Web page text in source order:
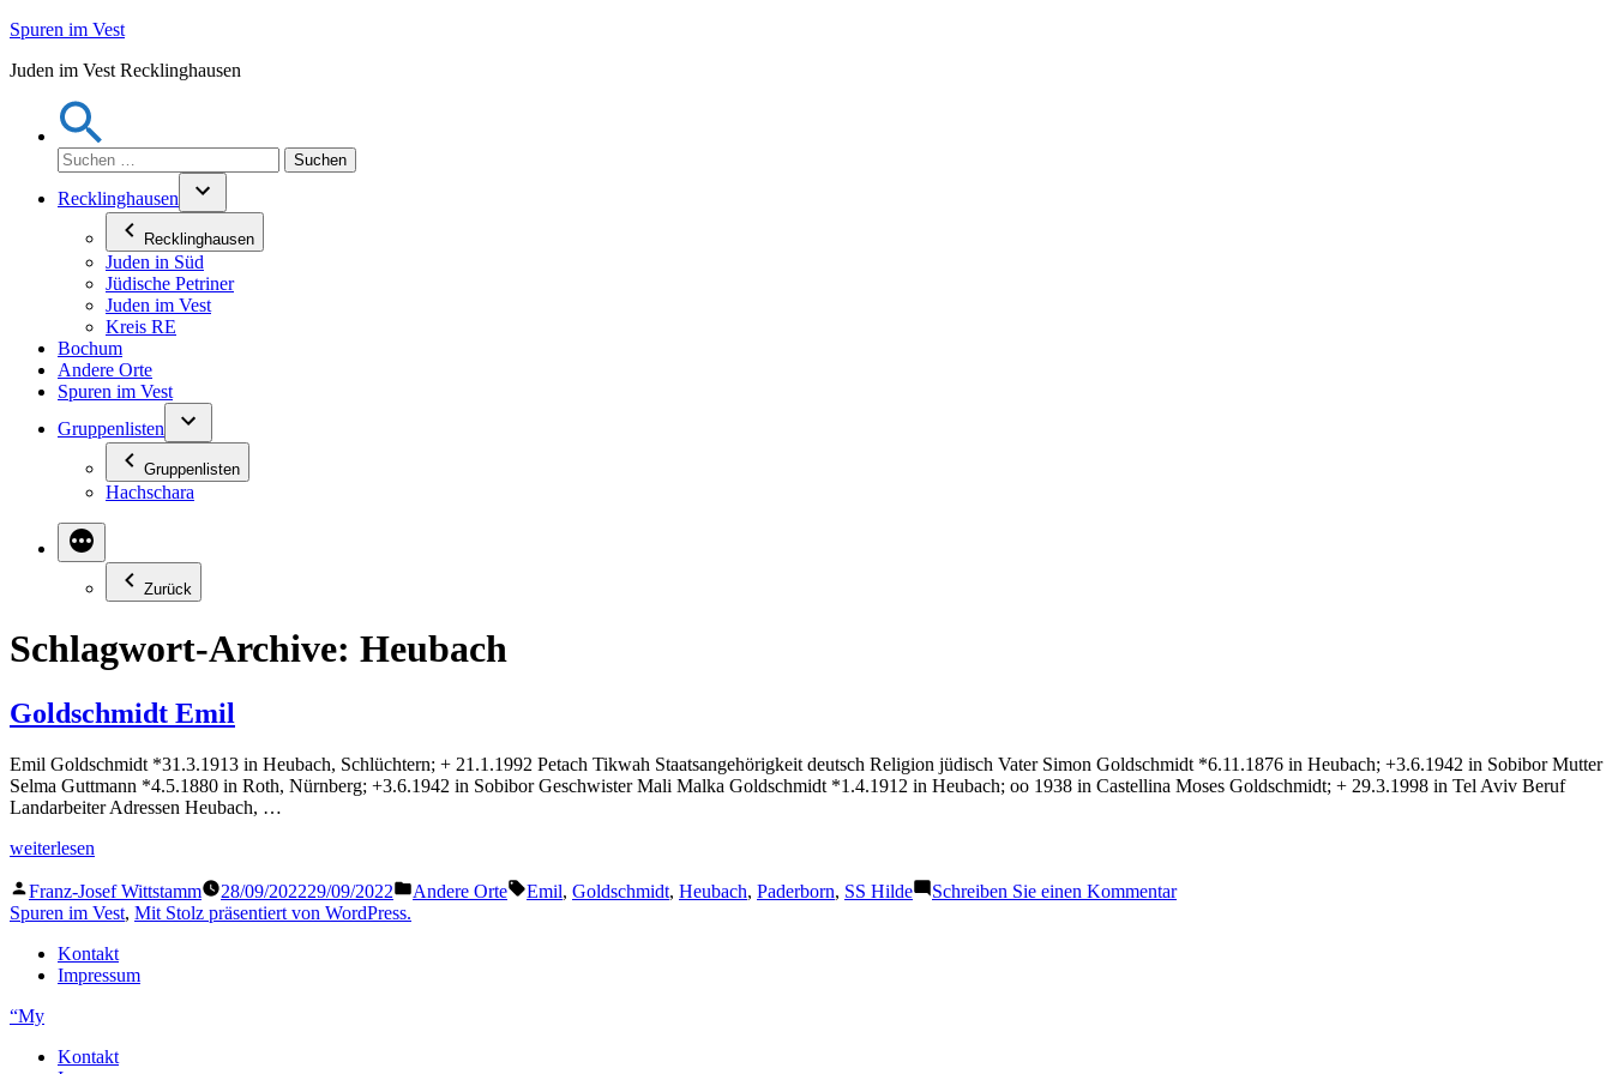
Zum
springen
Spuren im Vest
Juden im Vest Recklinghausen
Suchen
nach:
Recklinghausen
Recklinghausen
Juden in Süd
Jüdische Petriner
Juden im Vest
Kreis RE
Bochum
Andere Orte
Spuren im Vest
Gruppenlisten
Gruppenlisten
Hachschara
Zurück
Schlagwort-Archive: Heubach
Goldschmidt Emil
Emil Goldschmidt *31.3.1913 in Heubach, Schlüchtern; + 21.1.1992 Petach Tikwah Staatsangehörigkeit deutsch Religion jüdisch Vater Simon Goldschmidt *6.11.1876 in Heubach; +3.6.1942 in Sobibor Mutter
Selma Guttmann *4.5.1880 in Roth, Nürnberg; +3.6.1942 in Sobibor Geschwister Mali Malka Goldschmidt *1.4.1912 in Heubach; oo 1938 in Castellina Moses Goldschmidt; + 29.3.1998 in Tel Aviv Beruf
Landarbeiter Adressen Heubach, …
„Goldschmidt
weiterlesen
Veröffentlicht
von
Franz-Josef Wittstamm 28/09/202229/09/2022
Veröffentlicht
Andere Orte Schlagwörter:
Emil, Goldschmidt, Heubach, Paderborn, SS Hilde Schreiben Sie einen Kommentarzu
Spuren im Vest, Mit Stolz präsentiert von WordPress.
Kontakt
Impressum
“My
Kontakt